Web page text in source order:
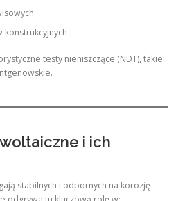
testy nieniszczące (NDT), takie
i ich
stabilnych i odpornych na korozję